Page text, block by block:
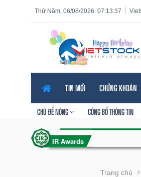
07:13:38
Thứ Năm, 06/08/2026
TIN MỚI CHỨNG KHOÁN
CHỦ ĐỀ NÓNG CÔNG BỐ THÔNG TIN
Trang chủ
Tính năng
năng
VIETSTOCK